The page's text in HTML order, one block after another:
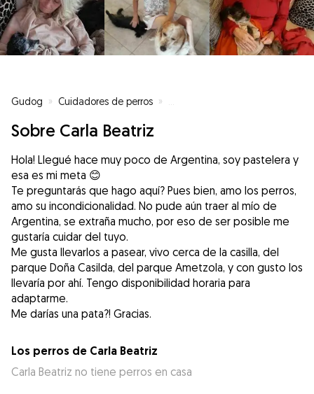
Gudog » Cuidadores de perros »
Sobre Carla Beatriz
Hola! Llegué hace muy poco de Argentina, soy pastelera y
esa es mi meta 😊
Te preguntarás que hago aquí? Pues bien, amo los perros,
amo su incondicionalidad. No pude aún traer al mío de
Argentina, se extraña mucho, por eso de ser posible me
gustaría cuidar del tuyo.
Me gusta llevarlos a pasear, vivo cerca de la casilla, del
parque Doña Casilda, del parque Ametzola, y con gusto los
llevaría por ahí. Tengo disponibilidad horaria para
adaptarme.
Me darías una pata?! Gracias.
Los perros de Carla Beatriz
Carla Beatriz no tiene perros en casa